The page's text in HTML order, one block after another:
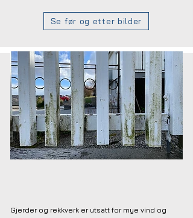
Se før og etter bilder
Gjerder og rekkverk
Gjerder og rekkverk er utsatt for mye vind og